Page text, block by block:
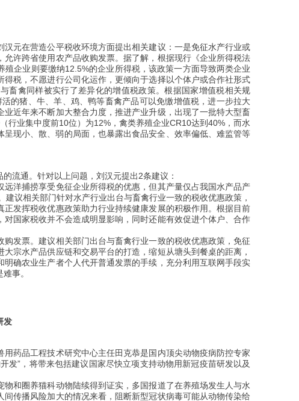
元在营造公平税收环境方面提出相关建议：一是免征水产行业或
允许跨省使用农产品收购发票。据了解，根据现行《企业所得税法
企业则要缴纳12.5%的企业所得税，该政策一方面导致两类企业
税，不愿进行公司化运作，更倾向于选择以个体户或合作社形式
畜禽同样被实行了差异化的增值税政策。根据国家增值税相关规
的猪、牛、羊、鸡、鸭等畜禽产品可以免缴增值税，进一步拉大
近年来不断加大整合力度，推进产业升级，出现了一批特大型畜
行业集中度前10位）为12%，禽类养殖企业CR10达到40%，而水
现小、散、弱的局面，也暴露出食品安全、效率偏低、难监管等
流通。针对以上问题，刘汉元提出2条建议：
洋捕捞享受免征企业所得税的优惠，但其产量仅占我国水产品产
议相关部门针对水产行业出台与畜禽行业一致的税收优惠政策，
发挥税收优惠政策助力行业持续健康发展的积极作用。根据目前
国家税收并不会造成明显影响，同时还能有效促进个体户、合作
发票。建议相关部门出台与畜禽行业一致的税收优惠政策，免征
宗水产品供应链和交易平台的打造，缩短从塘头到餐桌的距离，
确农业生产者个人代开普通发票的手续，充分利用互联网手段实
事。
发
药品工程技术研究中心主任田克恭是国内顶尖动物疫病防控专家
发”，将带来包括建议国家尽快立项支持动物用新冠疫苗研发以及
和圈养猫科动物陆续得到证实，多国报道了在养殖场发生人与水
传播风险加大的情况来看，阻断新型冠状病毒可能从动物传染给